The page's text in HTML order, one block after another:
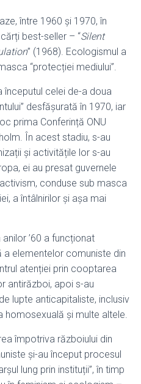
între 1960 și 1970, în
best-seller – “Silent
” (1968). Ecologismul a
“protecției mediului”.
începutul celei de-a doua
desfășurată în 1970, iar
prima Conferință ONU
În acest stadiu, s-au
și activitățile lor s-au
ei au presat guvernele
conduse sub masca
a întâlnirilor și așa mai
’60 a funcționat
elementelor comuniste din
atenției prin cooptarea
antirăzboi, apoi s-au
lupte anticapitaliste, inclusiv
homosexuală și multe altele.
împotriva războiului din
și-au început procesul
lung prin instituții”, în timp